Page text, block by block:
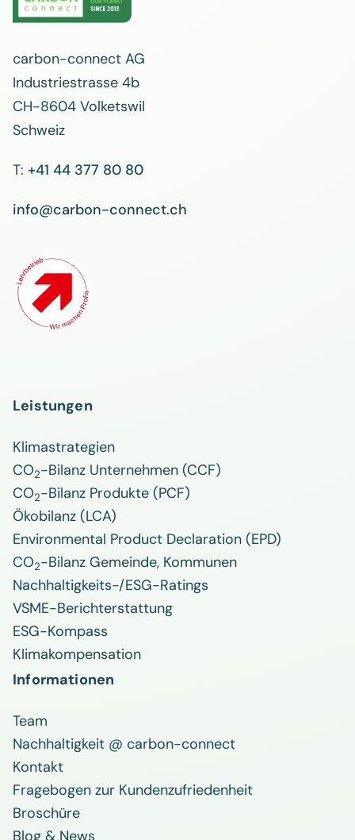
carbon-connect AG
Industriestrasse 4b
CH-8604 Volketswil
Schweiz
T: +41 44 377 80 80
info@carbon-connect.ch
Leistungen
Klimastrategien
CO2-Bilanz Unternehmen (CCF)
CO2-Bilanz Produkte (PCF)
Ökobilanz (LCA)
Environmental Product Declaration (EPD)
CO2-Bilanz Gemeinde, Kommunen
Nachhaltigkeits-/ESG-Ratings
VSME-Berichterstattung
ESG-Kompass
Klimakompensation
Informationen
Team
Nachhaltigkeit @ carbon-connect
Kontakt
Fragebogen zur Kundenzufriedenheit
Broschüre